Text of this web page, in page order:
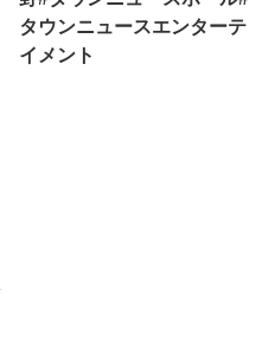
タウンニュースエンターテ
イメント